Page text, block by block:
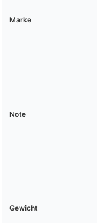
Marke
Note
Gewicht